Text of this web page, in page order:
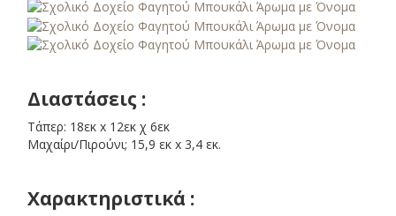
Διαστάσεις :
Τάπερ: 18εκ x 12εκ χ 6εκ
Μαχαίρι/Πιρούνι; 15,9 εκ x 3,4 εκ.
Χαρακτηριστικά :